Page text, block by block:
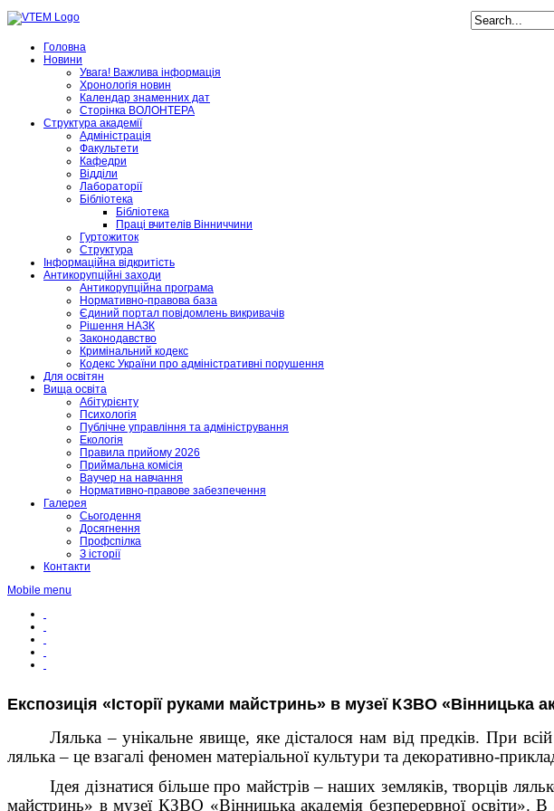
Головна
Новини
Увага! Важлива інформація
Хронологія новин
Календар знаменних дат
Сторінка ВОЛОНТЕРА
Структура академії
Адміністрація
Факультети
Кафедри
Відділи
Лабораторії
Бібліотека
Бібліотека
Праці вчителів Вінниччини
Гуртожиток
Структура
Інформаційна відкритість
Антикорупційні заходи
Антикорупційна програма
Нормативно-правова база
Єдиний портал повідомлень викривачів
Рішення НАЗК
Законодавство
Кримінальний кодекс
Кодекс України про адміністративні порушення
Для освітян
Вища освіта
Абітурієнту
Психологія
Публічне управління та адміністрування
Екологія
Правила прийому 2026
Приймальна комісія
Ваучер на навчання
Нормативно-правове забезпечення
Галерея
Сьогодення
Досягнення
Профспілка
З історії
Контакти
Mobile menu
Експозиція «Історії руками майстринь» в музеї КЗВО «Вінницька
Лялька – унікальне явище, яке дісталося нам від предків. При
лялька – це взагалі феномен матеріальної культури та декоративно-
Ідея дізнатися більше про майстрів – наших земляків, творців
майстринь» в музеї КЗВО «Вінницька академія безперервної освіти».